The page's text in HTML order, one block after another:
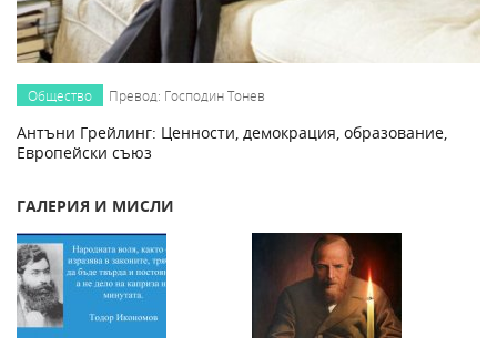
Общество Превод: Господин Тонев
Антъни Грейлинг: Ценности, демокрация, образование,
Европейски съюз
ГАЛЕРИЯ И МИСЛИ